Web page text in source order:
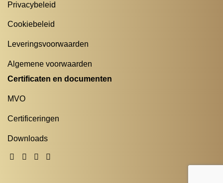
Privacybeleid
Cookiebeleid
Leveringsvoorwaarden
Algemene voorwaarden
Certificaten en documenten
MVO
Certificeringen
Downloads